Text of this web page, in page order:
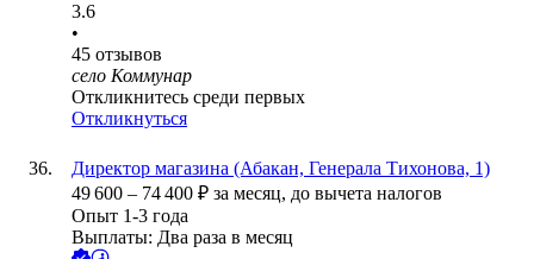
3.6
•
45 отзывов
село Коммунар
Откликнитесь среди первых
Откликнуться
Директор магазина (Абакан, Генерала Тихонова, 1)
49 600 – 74 400 ₽ за месяц, до вычета налогов
Опыт 1-3 года
Выплаты: Два раза в месяц